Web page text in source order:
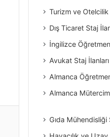
Turizm ve Otelcilik
Dış Ticaret Staj
İngilizce
Avukat Staj İlanları
Almanca
Almanca Mütercim
Gıda Mühendisliği